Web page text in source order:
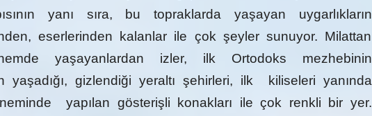
yanı sıra, bu topraklarda yaşayan uygarlıkların
eserlerinden kalanlar ile çok şeyler sunuyor. Milattan
yaşayanlardan izler, ilk Ortodoks mezhebinin
yaşadığı, gizlendiği yeraltı şehirleri, ilk kiliseleri yanında
yapılan gösterişli konakları ile çok renkli bir yer.